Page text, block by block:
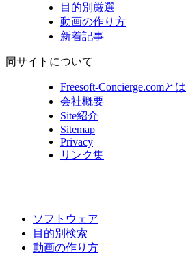
目的別厳選
動画の作り方
新着記事
同サイトについて
Freesoft-Concierge.comとは
会社概要
Site紹介
Sitemap
Privacy
リンク集
ソフトウェア
目的別検索
動画の作り方